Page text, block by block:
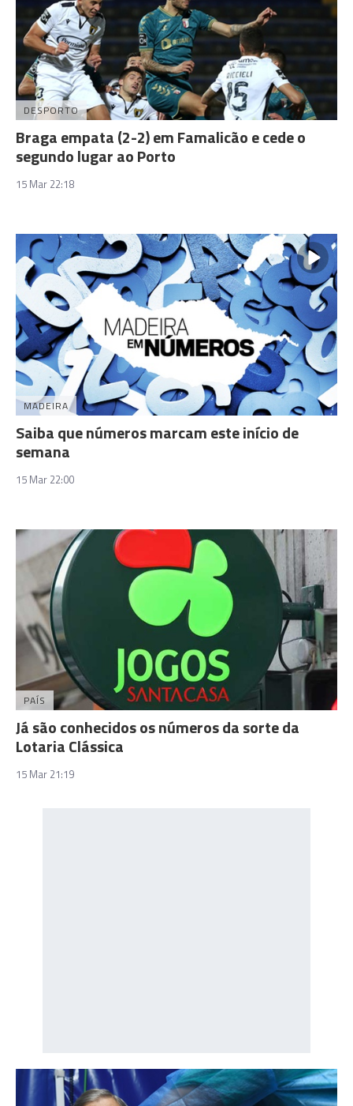
DESPORTO
Braga empata (2-2) em Famalicão e cede o
segundo lugar ao Porto
15 Mar 22:18
MADEIRA
Saiba que números marcam este início de
semana
15 Mar 22:00
PAÍS
Já são conhecidos os números da sorte da
Lotaria Clássica
15 Mar 21:19